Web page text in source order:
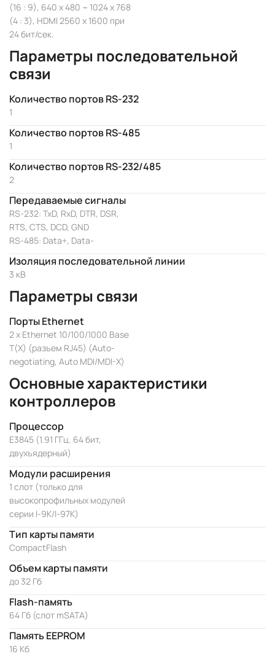
(16 : 9), 640 x 480 ~ 1024 x 768
(4 : 3), HDMI 2560 x 1600 при
24 бит/сек.
Параметры последовательной
связи
Количество портов RS-232
1
Количество портов RS-485
1
Количество портов RS-232/485
2
Передаваемые сигналы
RS-232: TxD, RxD, DTR, DSR,
RTS, CTS, DCD, GND
RS-485: Data+, Data-
Изоляция последовательной линии
3 кВ
Параметры связи
Порты Ethernet
2 x Ethernet 10/100/1000 Base
T(X) (разъем RJ45) (Auto-
negotiating, Auto MDI/MDI-X)
Основные характеристики
контроллеров
Процессор
E3845 (1.91 ГГц. 64 бит,
двухъядерный)
Модули расширения
1 слот (только для
высокопрофильных модулей
серии I-9K/I-97K)
Тип карты памяти
CompactFlash
Объем карты памяти
до 32 Гб
Flash-память
64 Гб (слот mSATA)
Память EEPROM
16 Кб